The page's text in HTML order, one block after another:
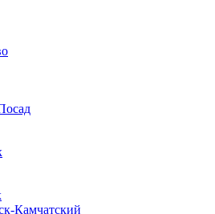
Камчатский